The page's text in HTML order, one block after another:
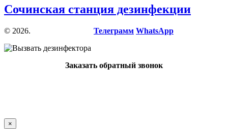
Сочинская станция дезинфекции
© 2026. Телеграмм WhatsApp
Заказать обратный звонок
×